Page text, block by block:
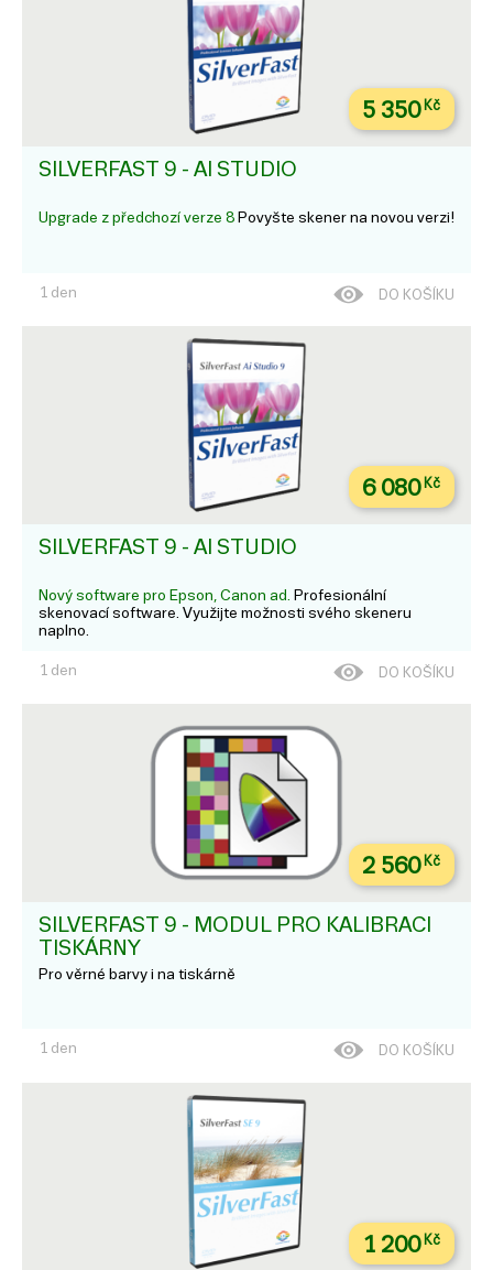
5 350Kč
SILVERFAST 9 - AI STUDIO
Upgrade z předchozí verze 8 Povyšte skener na novou verzi!
1 den DO KOŠÍKU
6 080Kč
SILVERFAST 9 - AI STUDIO
Nový software pro Epson, Canon ad. Profesionální
skenovací software. Využijte možnosti svého skeneru
naplno.
1 den DO KOŠÍKU
2 560Kč
SILVERFAST 9 - MODUL PRO KALIBRACI
TISKÁRNY
Pro věrné barvy i na tiskárně
1 den DO KOŠÍKU
1 200Kč